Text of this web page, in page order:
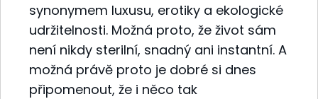
synonymem luxusu, erotiky a ekologické
udržitelnosti. Možná proto, že život sám
není nikdy sterilní, snadný ani instantní. A
možná právě proto je dobré si dnes
připomenout, že i něco tak